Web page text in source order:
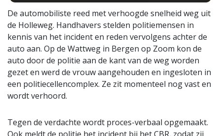
De automobiliste reed met verhoogde snelheid weg uit
de Holleweg. Handhavers stelden politiemensen in
kennis van het incident en reden vervolgens achter de
auto aan. Op de Wattweg in Bergen op Zoom kon de
auto door de politie aan de kant van de weg worden
gezet en werd de vrouw aangehouden en ingesloten in
een politiecellencomplex. Ze zit momenteel nog vast en
wordt verhoord.
Tegen de verdachte wordt proces-verbaal opgemaakt.